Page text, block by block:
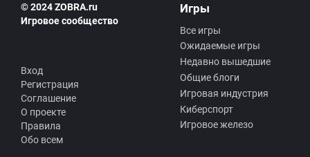
© 2024 ZOBRA.ru
Игровое сообщество
Вход
Регистрация
Соглашение
О проекте
Правила
Обо всем
Игры
Все игры
Ожидаемые игры
Недавно вышедшие
Общие блоги
Игровая индустрия
Киберспорт
Игровое железо